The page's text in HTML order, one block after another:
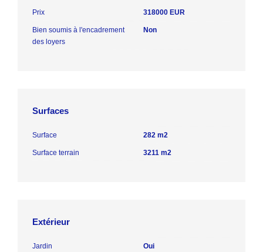
Prix 318000 EUR
Bien soumis à l'encadrement
des loyers
Non
Surfaces
Surface 282 m2
Surface terrain 3211 m2
Extérieur
Jardin Oui